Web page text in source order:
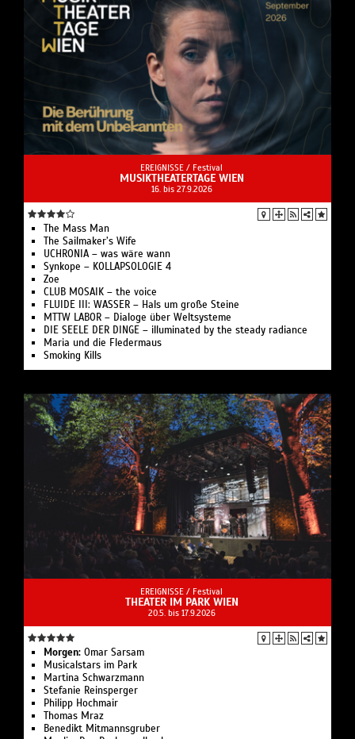
EREIGNISSE / Festival
MUSIKTHEATERTAGE WIEN
16. bis 27.9.2026
The Mass Man
The Sailmaker’s Wife
UCHRONIA – was wäre wann
Synkope – KOLLAPSOLOGIE 4
Zoe
CLUB MOSAIK – the voice
FLUIDE III: WASSER – Hals um große Steine
MTTW LABOR – Dialoge über Weltsysteme
DIE SEELE DER DINGE – illuminated by the steady radiance
Maria und die Fledermaus
Smoking Kills
EREIGNISSE / Festival
THEATER IM PARK WIEN
20.5. bis 17.9.2026
Morgen: Omar Sarsam
Musicalstars im Park
Martina Schwarzmann
Stefanie Reinsperger
Philipp Hochmair
Thomas Mraz
Benedikt Mitmannsgruber